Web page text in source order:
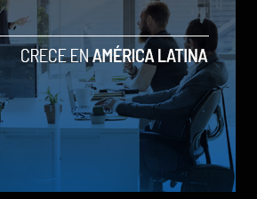
IA de Alibaba que desafía a